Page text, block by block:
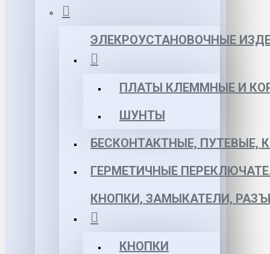
ЭЛЕКРОУСТАНОВОЧНЫЕ
ПЛАТЫ КЛЕММНЫЕ И
ШУНТЫ
БЕСКОНТАКТНЫЕ, ПУТЕВЫЕ,
ГЕРМЕТИЧНЫЕ
КНОПКИ, ЗАМЫКАТЕЛИ,
КНОПКИ